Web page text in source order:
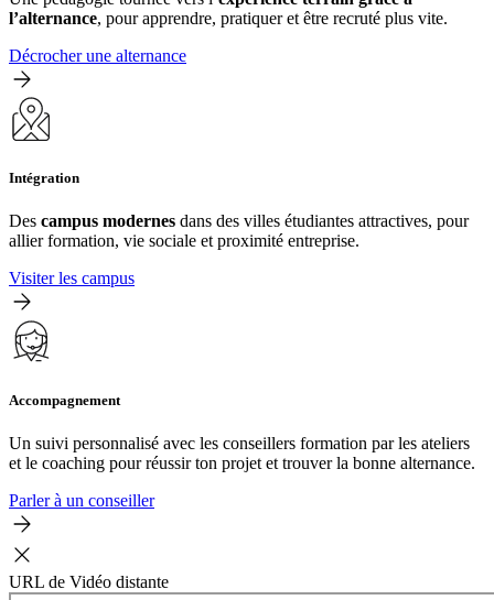
l’alternance, pour apprendre, pratiquer et être recruté plus vite.
Décrocher une alternance
Intégration
Des campus modernes dans des villes étudiantes attractives, pour
allier formation, vie sociale et proximité entreprise.
Visiter les campus
Accompagnement
Un suivi personnalisé avec les conseillers formation par les ateliers
et le coaching pour réussir ton projet et trouver la bonne alternance.
Parler à un conseiller
URL de Vidéo distante